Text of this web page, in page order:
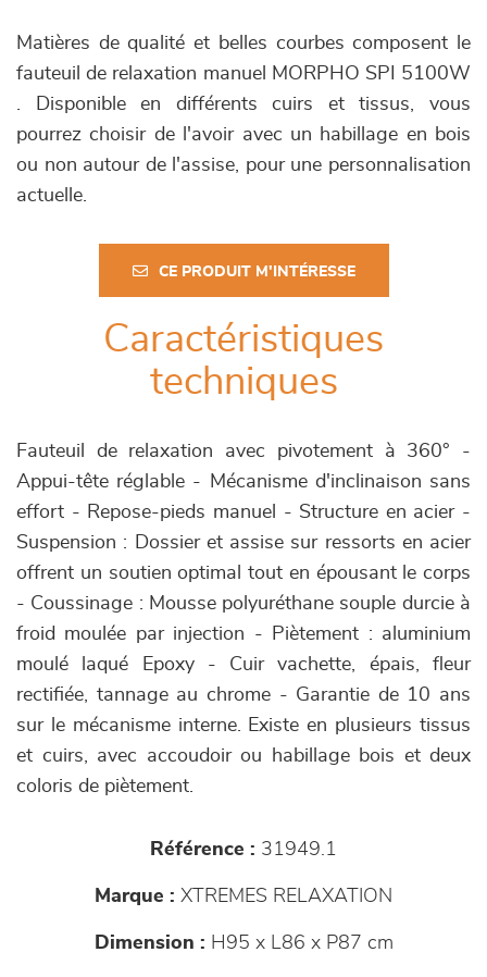
Matières de qualité et belles courbes composent le
fauteuil de relaxation manuel MORPHO SPI 5100W
. Disponible en différents cuirs et tissus, vous
pourrez choisir de l'avoir avec un habillage en bois
ou non autour de l'assise, pour une personnalisation
actuelle.
CE PRODUIT M'INTÉRESSE
Caractéristiques
techniques
Fauteuil de relaxation avec pivotement à 360° -
Appui-tête réglable - Mécanisme d'inclinaison sans
effort - Repose-pieds manuel - Structure en acier -
Suspension : Dossier et assise sur ressorts en acier
offrent un soutien optimal tout en épousant le corps
- Coussinage : Mousse polyuréthane souple durcie à
froid moulée par injection - Piètement : aluminium
moulé laqué Epoxy - Cuir vachette, épais, fleur
rectifiée, tannage au chrome - Garantie de 10 ans
sur le mécanisme interne. Existe en plusieurs tissus
et cuirs, avec accoudoir ou habillage bois et deux
coloris de piètement.
Référence : 31949.1
Marque : XTREMES RELAXATION
Dimension : H95 x L86 x P87 cm